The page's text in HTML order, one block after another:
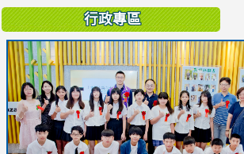
行政專區